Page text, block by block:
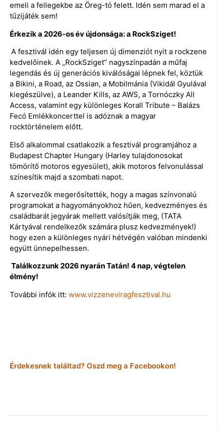
emeli a fellegekbe az Öreg-tó felett. Idén sem marad el a
tűzijáték sem!
Érkezik a 2026-os év újdonsága: a RockSziget!
A fesztivál idén egy teljesen új dimenziót nyit a rockzene
kedvelőinek. A „RockSziget” nagyszínpadán a műfaj
legendás és új generációs kiválóságai lépnek fel, köztük
a Bikini, a Road, az Ossian, a Mobilmánia (Vikidál Gyulával
kiegészülve), a Leander Kills, az AWS, a Tornóczky All
Access, valamint egy különleges Korall Tribute – Balázs
Fecó Emlékkoncerttel is adóznak a magyar
rocktörténelem előtt.
Első alkalommal csatlakozik a fesztivál programjához a
Budapest Chapter Hungary (Harley tulajdonosokat
tömörítő motoros egyesület), akik motoros felvonulással
színesítik majd a szombati napot.
A szervezők megerősítették, hogy a magas színvonalú
programokat a hagyományokhoz hűen, kedvezményes és
családbarát jegyárak mellett valósítják meg, (TATA
Kártyával rendelkezők számára plusz kedvezmények!)
hogy ezen a különleges nyári hétvégén valóban mindenki
együtt ünnepelhessen.
Találkozzunk 2026 nyarán Tatán! 4 nap, végtelen
élmény!
További infók itt: www.vizzeneviragfesztival.hu
Érdekesnek találtad? Oszd meg a Facebookon!